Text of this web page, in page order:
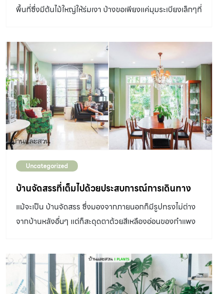
พื้นที่ซึ่งมีต้นไม้ใหญ่ให้ร่มเงา บ้างขอเพียงแค่มุมระเบียงเล็กๆที่
Uncategorized
บ้านจัดสรรที่เต็มไปด้วยประสบการณ์การเดินทาง
แม้จะเป็น บ้านจัดสรร ซึ่งมองจากภายนอกก็มีรูปทรงไม่ต่าง
จากบ้านหลังอื่นๆ แต่ก็สะดุดตาด้วยสีเหลืองอ่อนของกำแพง